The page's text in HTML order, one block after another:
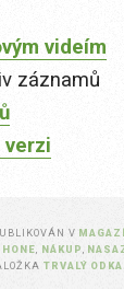
videím
záznamů
verzi
V
NÁKUP
TRVALÝ